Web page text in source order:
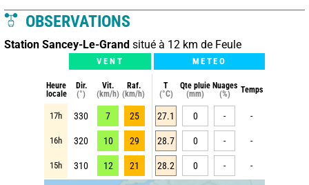
OBSERVATIONS
Station Sancey-Le-Grand situé à 12 km de Feule
VENT METEO
Heure
locale
Dir.
(°)
Vit.
(km/h)
Raf.
(km/h)
T
(°C)
Qte pluie
(mm)
Nuages
(%)
Temps
17h 330 7 25 27.1 0 - -
16h 320 10 29 28.7 0 - -
15h 310 12 21 28.2 0 - -